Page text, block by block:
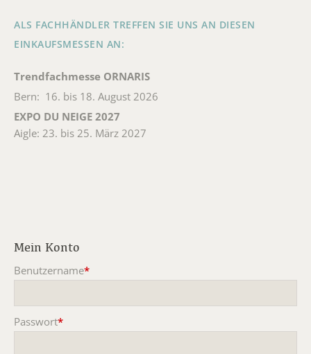
ALS FACHHÄNDLER TREFFEN SIE UNS AN DIESEN
EINKAUFSMESSEN AN:
Trendfachmesse ORNARIS
Bern: 16. bis 18. August 2026
EXPO DU NEIGE 2027
Aigle: 23. bis 25. März 2027
Mein Konto
Benutzername*
Passwort*